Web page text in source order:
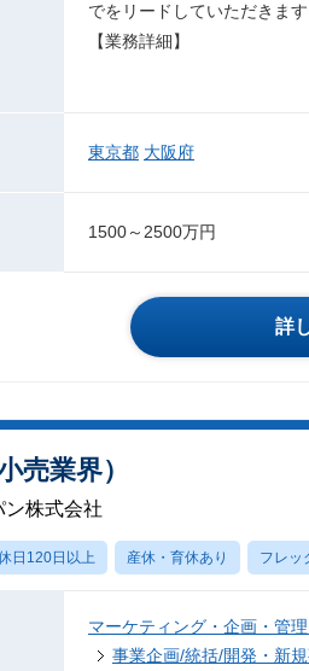
でをリードしていただきます
【業務詳細】
東京都 大阪府
1500～2500万円
詳
売業界）
株式会社
日120日以上 産休・育休あり フレッ
マーケティング・企画・管
事業企画/統括/開発・新